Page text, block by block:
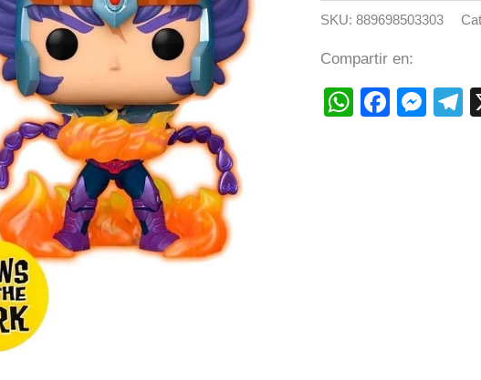
SKU: 889698503303
Compartir en: